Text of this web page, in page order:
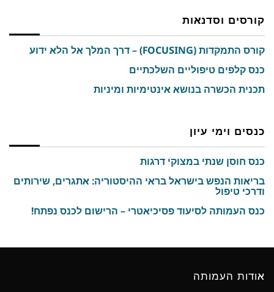
קורסים וסדנאות
קורס התמקדות (FOCUSING) – דרך המלך אל הלא ידוע
כנס קלפים טיפוליים השלכתיים
תכנית הכשרה בנושא אינטימיות ומיניות
כנסים וימי עיון
כנס חוסן שנתי במצוקי דרגות
בריאות הנפש בישראל בראי ההיסטוריה: אתגרים, שירותים
ודרכי טיפול
כנס העמותה לסיעוד פסיכיאטרי – הרישום לכנס נפתח!
אודות העמותה